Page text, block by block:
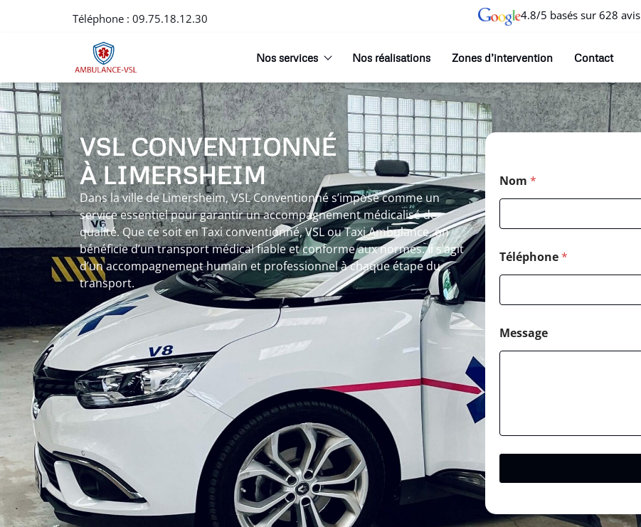
Téléphone : 09.75.18.12.30 4.8/5 basés sur 628 avis
Nos services Nos réalisations Zones d’intervention Contact
VSL CONVENTIONNÉ
À LIMERSHEIM
Dans la ville de Limersheim, VSL Conventionné s’impose comme un
service essentiel pour garantir un accompagnement médicalisé de
qualité. Que ce soit en Taxi conventionné, VSL ou Taxi Ambulance, on
bénéficie d’un transport médical fiable et conforme aux normes. Il s’agit
d’un accompagnement humain et professionnel à chaque étape du
transport.
Nom *
Téléphone*
Message